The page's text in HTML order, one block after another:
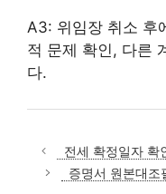
A3: 위임장 취소 후
적 문제 확인, 다른
다.
전세 확정일자 확
증명서 원본대조